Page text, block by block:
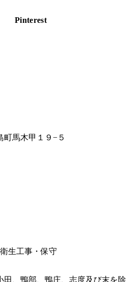
Pinterest
町馬木甲１９−５
生工事・保守
田、鴨部、鴨庄、志度及び末を除